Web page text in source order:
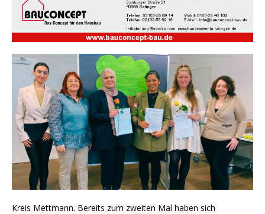
Kreis Mettmann. Bereits zum zweiten Mal haben sich